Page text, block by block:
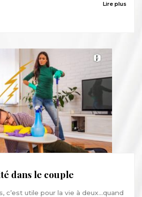
Lire plus
dans le couple
c’est utile pour la vie à deux…quand